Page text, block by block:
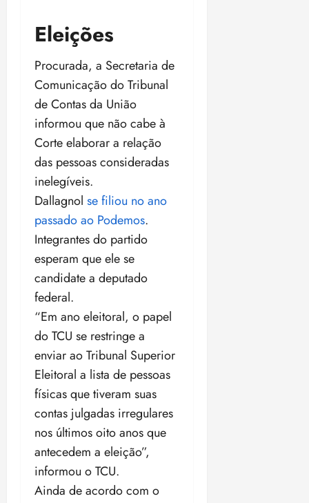
Eleições
Procurada, a Secretaria de
Comunicação do Tribunal
de Contas da União
informou que não cabe à
Corte elaborar a relação
das pessoas consideradas
inelegíveis.
Dallagnol se filiou no ano
passado ao Podemos.
Integrantes do partido
esperam que ele se
candidate a deputado
federal.
“Em ano eleitoral, o papel
do TCU se restringe a
enviar ao Tribunal Superior
Eleitoral a lista de pessoas
físicas que tiveram suas
contas julgadas irregulares
nos últimos oito anos que
antecedem a eleição”,
informou o TCU.
Ainda de acordo com o